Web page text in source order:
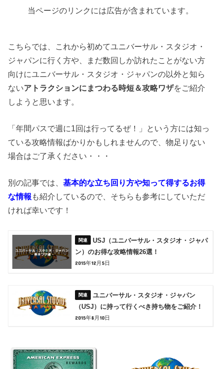
当ページのリンクには広告が含まれています。
こちらでは、これから初めてユニバーサル・スタジオ・
ジャパンに行く方や、まだ数回しか訪れたことがない方
向けにユニバーサル・スタジオ・ジャパンの以外と知ら
ないアトラクションにまつわる時短＆攻略ワザをご紹介
しようと思います。
「年間パスで週に1回は行ってるぜ！」という方には知っ
ている攻略情報ばかりかもしれませんので、物足りない
場合はご了承ください・・・
別の記事では、基本的な立ち回り方や知って得するお得
な情報 も紹介しているので、そちらも参考にしていただ
ければ幸いです！
USJ（ユニバーサル・スタジオ・ジャパ
ン）のお得な攻略情報26選！
2015年12月5日
ユニバーサル・スタジオ・ジャパン
（USJ）に持って行くべき持ち物をご紹介！
2015年8月10日